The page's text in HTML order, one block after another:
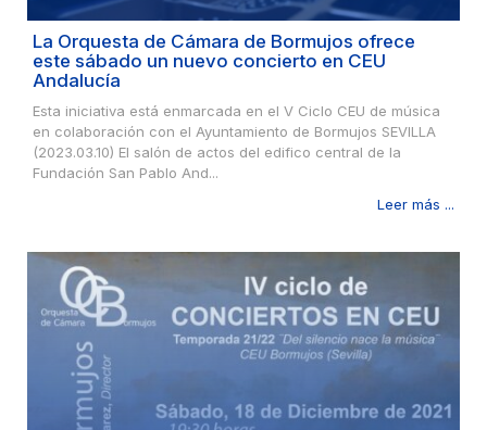
La Orquesta de Cámara de Bormujos ofrece
este sábado un nuevo concierto en CEU
Andalucía
Esta iniciativa está enmarcada en el V Ciclo CEU de música
en colaboración con el Ayuntamiento de Bormujos SEVILLA
(2023.03.10) El salón de actos del edifico central de la
Fundación San Pablo And...
Leer más ...